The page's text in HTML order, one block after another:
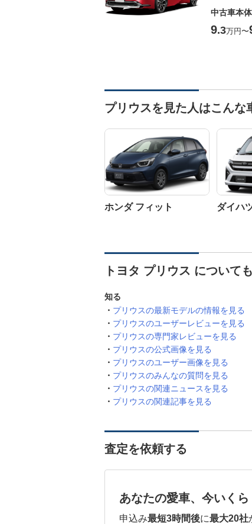
中古車本
9.3万円〜
プリウスを見た人はこんな
ホンダ フィット ダイハ
トヨタ プリウス について
知る
プリウスの最新モデルの情報を見る
プリウスのユーザーレビューを見る
プリウスの専門家レビューを見る
プリウスの公式画像を見る
プリウスのユーザー画像を見る
プリウスのみんなの質問を見る
プリウスの関連ニュースを見る
プリウスの関連記事を見る
査定を依頼する
あなたの愛車、今いくら
申込み最短3時間後に最大20社